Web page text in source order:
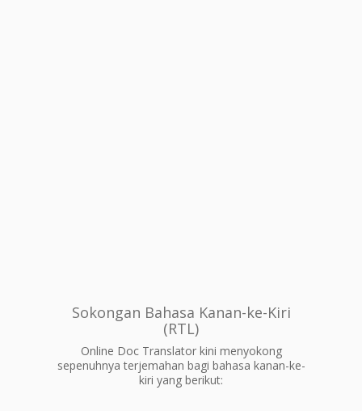
Sokongan Bahasa Kanan-ke-Kiri
(RTL)
Online Doc Translator kini menyokong
sepenuhnya terjemahan bagi bahasa kanan-ke-
kiri yang berikut: